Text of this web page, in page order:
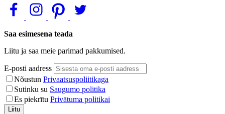
Saa esimesena teada
Liitu ja saa meie parimad pakkumised.
E-posti aadress
Nõustun Privaatsuspoliitikaga
Sutinku su Saugumo politika
Es piekrītu Privātuma politikai
Liitu